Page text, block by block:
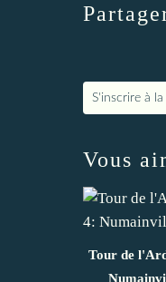
S'inscrire à
Vous
Tour de